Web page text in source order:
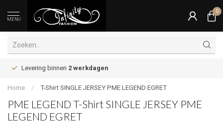
MENU
0
Levering binnen 2 werkdagen
Home / T-Shirt SINGLE JERSEY PME LEGEND EGRET
PME LEGEND T-Shirt SINGLE JERSEY PME
LEGEND EGRET